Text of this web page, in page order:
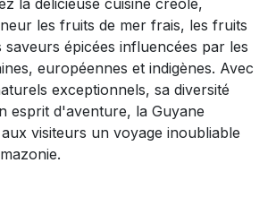
la délicieuse cuisine créole,
les fruits de mer frais, les fruits
saveurs épicées influencées par les
européennes et indigènes. Avec
exceptionnels, sa diversité
esprit d'aventure, la Guyane
visiteurs un voyage inoubliable